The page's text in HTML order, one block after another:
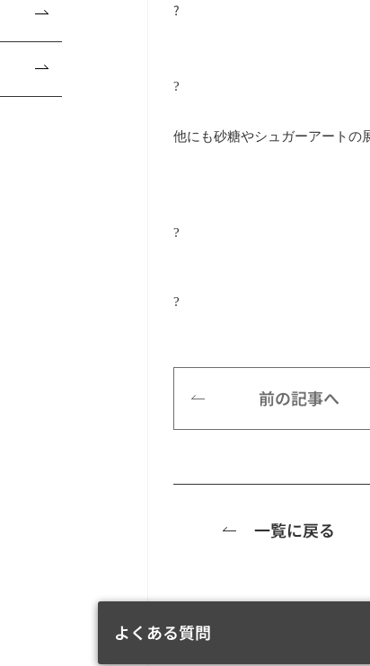
?
?
他にも砂糖やシュガーアートの
?
?
前の記事へ
一覧に戻る
よくある質問